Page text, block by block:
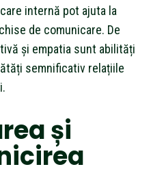
internă pot ajuta la
de comunicare. De
și empatia sunt abilități
semnificativ relațiile
și